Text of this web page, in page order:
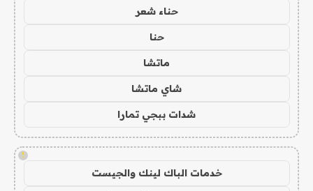
حناء شعر
حنا
ماتشا
شاي ماتشا
شدات ببجي تمارا
!
خدمات الباك لينك والجيست